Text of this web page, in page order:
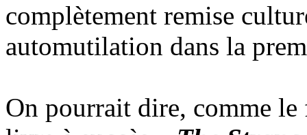
complètement remise
automutilation dans la
On pourrait dire, comme